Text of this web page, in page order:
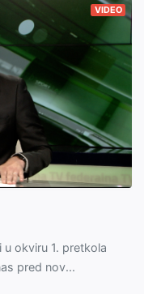
VIDEO
okviru 1. pretkola
pred nov...